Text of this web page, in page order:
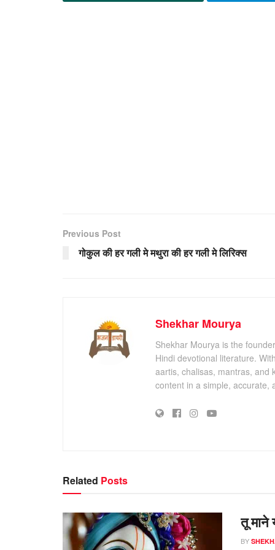
Previous Post
गोकुल की हर गली मे मथुरा की हर गली मे लिरिक्स
Shekhar Mourya
Shekhar Mourya is the
Hindi devotional literature.
aartis, chalisas, mantras, and
content in a simple, accurate,
Related Posts
तू माने
BY